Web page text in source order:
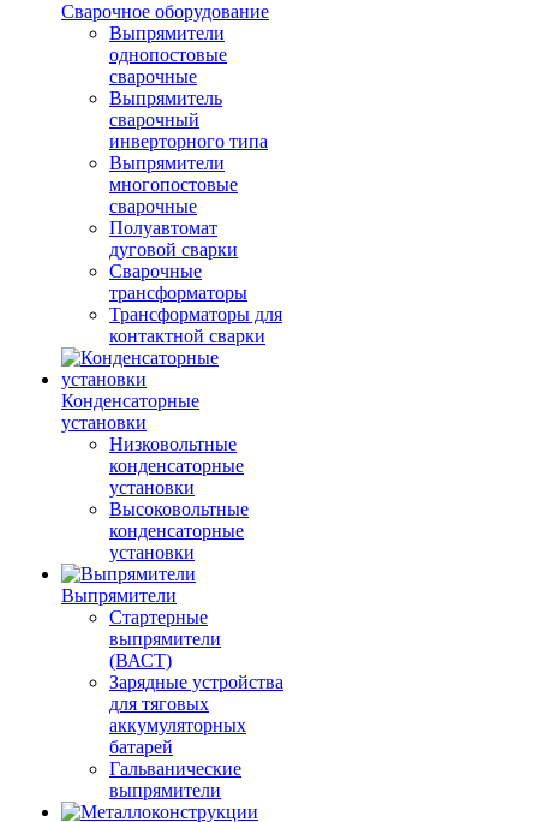
Сварочное оборудование
Выпрямители
однопостовые
сварочные
Выпрямитель
сварочный
инверторного типа
Выпрямители
многопостовые
сварочные
Полуавтомат
дуговой сварки
Сварочные
трансформаторы
Трансформаторы для
контактной сварки
Конденсаторные
установки
Низковольтные
конденсаторные
установки
Высоковольтные
конденсаторные
установки
Выпрямители
Стартерные
выпрямители
(ВАСТ)
Зарядные устройства
для тяговых
аккумуляторных
батарей
Гальванические
выпрямители